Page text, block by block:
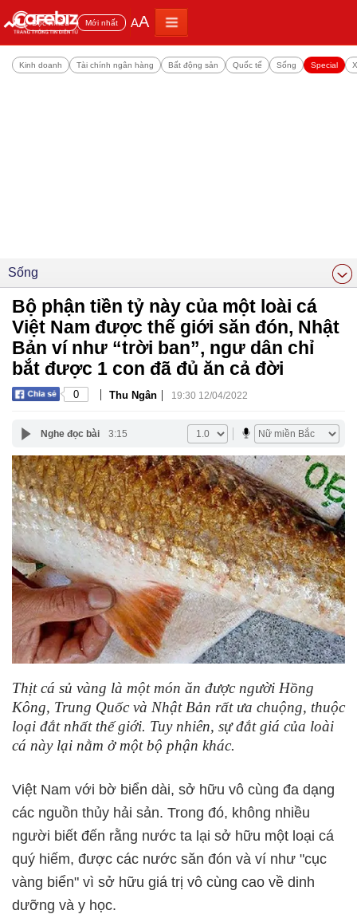
Đọc nhiều Mới nhất AA
Kinh doanh Tài chính ngân hàng Bất động sản Quốc tế Sống Special
Sống
Bộ phận tiền tỷ này của một loài cá
Việt Nam được thế giới săn đón, Nhật
Bản ví như “trời ban”, ngư dân chỉ
bắt được 1 con đã đủ ăn cả đời
0 | Thu Ngân | 19:30 12/04/2022
Nghe đọc bài 3:15
Thịt cá sủ vàng là một món ăn được người Hồng
Kông, Trung Quốc và Nhật Bản rất ưa chuộng, thuộc
loại đắt nhất thế giới. Tuy nhiên, sự đắt giá của loài
cá này lại nằm ở một bộ phận khác.
Việt Nam với bờ biển dài, sở hữu vô cùng đa dạng
các nguồn thủy hải sản. Trong đó, không nhiều
người biết đến rằng nước ta lại sở hữu một loại cá
quý hiếm, được các nước săn đón và ví như "cục
vàng biển" vì sở hữu giá trị vô cùng cao về dinh
dưỡng và y học.